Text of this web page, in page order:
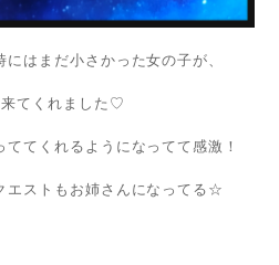
はまだ小さかった女の子が、
てくれました♡
てくれるようになってて感激！
エストもお姉さんになってる☆